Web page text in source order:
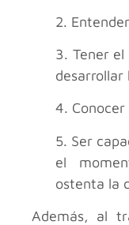
2.
3. Tener
4.
5. Ser
el
ostenta la
Además, al